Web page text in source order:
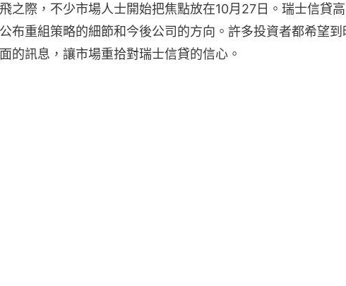
之際，不少市場人士開始把焦點放在10月27日。瑞士信貸
布重組策略的細節和今後公司的方向。許多投資者都希望到
的訊息，讓市場重拾對瑞士信貸的信心。